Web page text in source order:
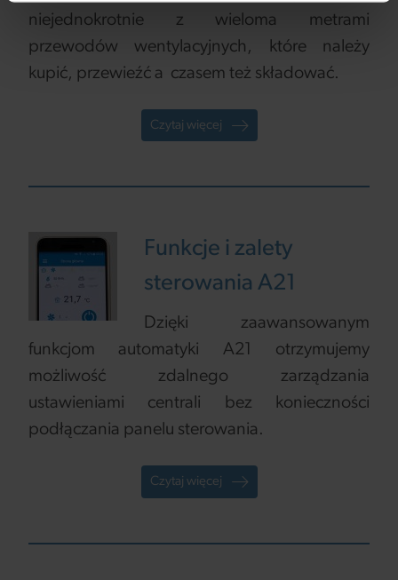
niejednokrotnie z wieloma metrami
przewodów wentylacyjnych, które należy
kupić, przewieźć a czasem też składować.
Czytaj więcej
Funkcje i zalety
sterowania A21
Dzięki zaawansowanym
funkcjom automatyki A21 otrzymujemy
możliwość zdalnego zarządzania
ustawieniami centrali bez konieczności
podłączania panelu sterowania.
Czytaj więcej